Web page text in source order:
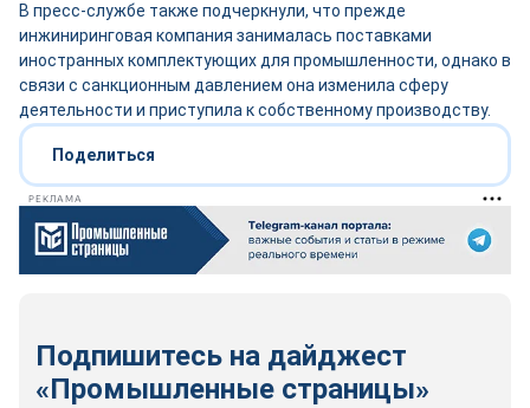
В пресс-службе также подчеркнули, что прежде
инжиниринговая компания занималась поставками
иностранных комплектующих для промышленности, однако в
связи с санкционным давлением она изменила сферу
деятельности и приступила к собственному производству.
Поделиться
РЕКЛАМА
Подпишитесь на дайджест
«Промышленные страницы»